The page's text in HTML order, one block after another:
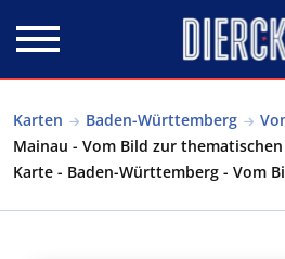
Karten Baden-Württemberg
Mainau - Vom Bild zur
Karte - Baden-Württemberg - Vom